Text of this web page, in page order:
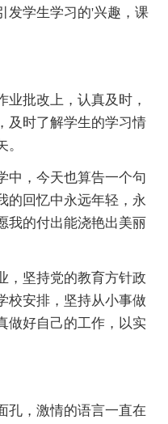
发学生学习的'兴趣，课
批改上，认真及时，
及时了解学生的学习情
，今天也算告一个句
的回忆中永远年轻，永
我的付出能浇艳出美丽
坚持党的教育方针政
校安排，坚持从小事做
做好自己的工作，以实
，激情的语言一直在